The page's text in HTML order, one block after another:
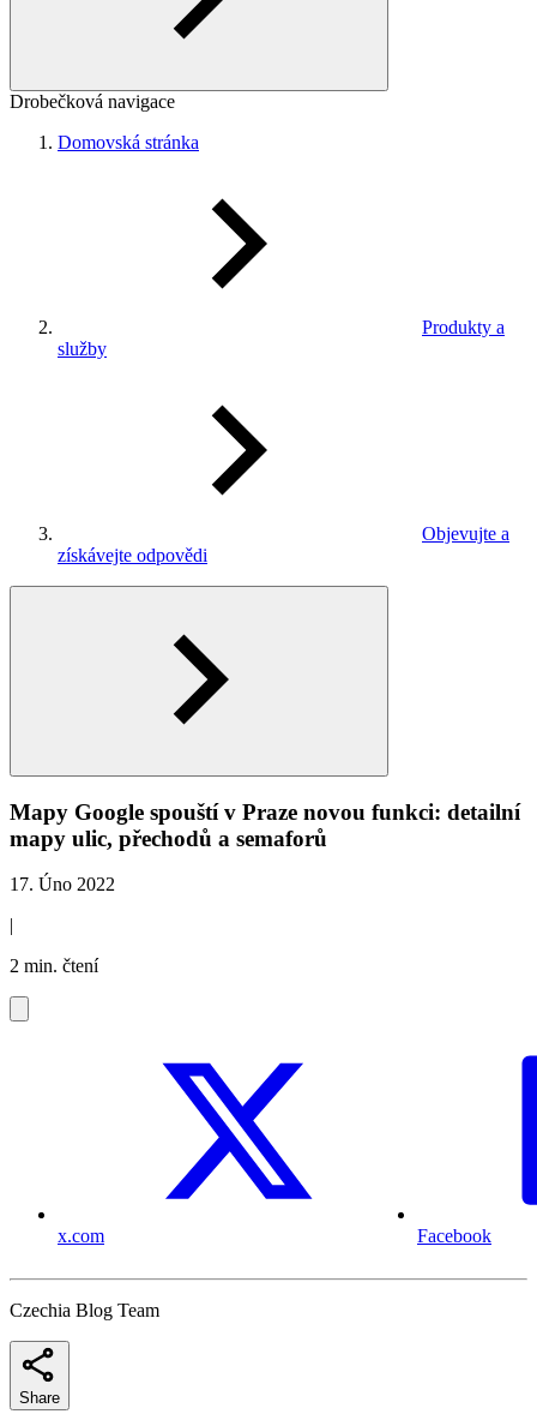
Drobečková navigace
Domovská stránka
Produkty a
služby
Objevujte a
získávejte odpovědi
Mapy Google spouští v Praze novou funkci: detailní
mapy ulic, přechodů a semaforů
17. Úno 2022
|
2 min. čtení
x.com Facebook
Czechia Blog Team
Share